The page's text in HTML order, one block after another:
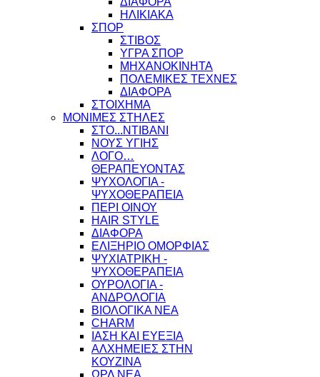
ΗΛΙΚΙΑΚΑ
ΣΠΟΡ
ΣΤΙΒΟΣ
ΥΓΡΑ ΣΠΟΡ
ΜΗΧΑΝΟΚΙΝΗΤΑ
ΠΟΛΕΜΙΚΕΣ ΤΕΧΝΕΣ
ΔΙΑΦΟΡΑ
ΣΤΟΙΧΗΜΑ
ΜΟΝΙΜΕΣ ΣΤΗΛΕΣ
ΣΤΟ...ΝΤΙΒΑΝΙ
ΝΟΥΣ ΥΓΙΗΣ
ΛΟΓΟ…
ΘΕΡΑΠΕΥΟΝΤΑΣ
ΨΥΧΟΛΟΓΙΑ -
ΨΥΧΟΘΕΡΑΠΕΙΑ
ΠΕΡΙ ΟΙΝΟΥ
HAIR STYLE
ΔΙΑΦΟΡΑ
ΕΛΙΞΗΡΙΟ ΟΜΟΡΦΙΑΣ
ΨΥΧΙΑΤΡΙΚΗ -
ΨΥΧΟΘΕΡΑΠΕΙΑ
ΟΥΡΟΛΟΓΙΑ -
ΑΝΔΡΟΛΟΓΙΑ
ΒΙΟΛΟΓΙΚΑ ΝΕΑ
CHARM
ΙΑΣΗ ΚΑΙ ΕΥΕΞΙΑ
ΑΛΧΗΜΕΙΕΣ ΣΤΗΝ
ΚΟΥΖΙΝΑ
ΩΡΛ ΝEA